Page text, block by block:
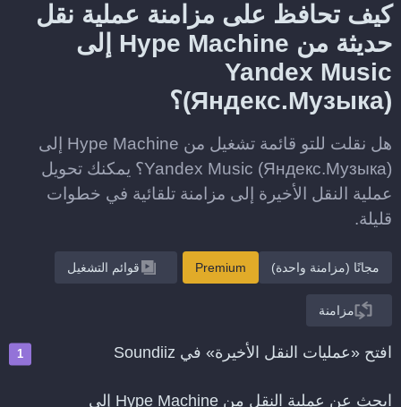
كيف تحافظ على مزامنة عملية نقل
حديثة من Hype Machine إلى
Yandex Music
(Яндекс.Музыка)؟
هل نقلت للتو قائمة تشغيل من Hype Machine إلى
Yandex Music (Яндекс.Музыка)؟ يمكنك تحويل
عملية النقل الأخيرة إلى مزامنة تلقائية في خطوات
قليلة.
مجانًا (مزامنة واحدة) Premium قوائم التشغيل
مزامنة
افتح «عمليات النقل الأخيرة» في Soundiiz
ابحث عن عملية النقل من Hype Machine إلى